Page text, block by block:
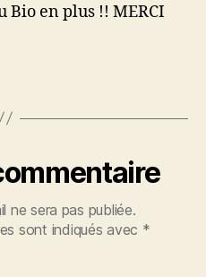
Bio en plus !! MERCI
ne sera pas publiée.
sont indiqués avec *